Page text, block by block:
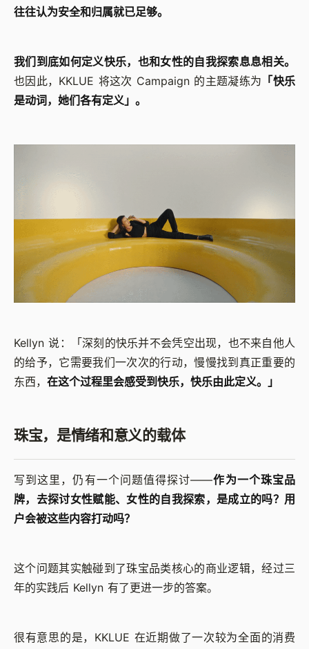
往往认为安全和归属就已足够。
我们到底如何定义快乐，也和女性的自我探索息息相关。
也因此，KKLUE 将这次 Campaign 的主题凝练为 「快乐
是动词，她们各有定义」。
Kellyn 说：「深刻的快乐并不会凭空出现，也不来自他人
的给予，它需要我们一次次的行动，慢慢找到真正重要的
东西， 在这个过程里会感受到快乐，快乐由此定义。」
珠宝，是情绪和意义的载体
写到这里，仍有一个问题值得探讨——作为一个珠宝品
牌，去探讨女性赋能、女性的自我探索，是成立的吗？用
户会被这些内容打动吗？
这个问题其实触碰到了珠宝品类核心的商业逻辑，经过三
年的实践后 Kellyn 有了更进一步的答案。
很有意思的是，KKLUE 在近期做了一次较为全面的消费